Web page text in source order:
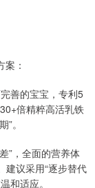
：
善的宝宝，专利5
倍精粹高活乳铁
。
”，全面的营养体
建议采用“逐步替代
和适应。